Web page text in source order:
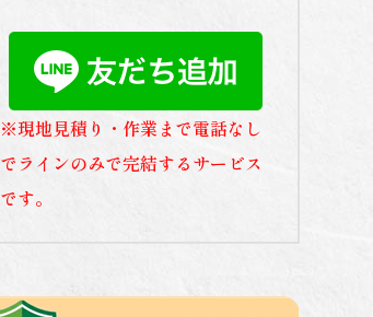
※現地見積り・作業まで電話なし
でラインのみで完結するサービス
です。